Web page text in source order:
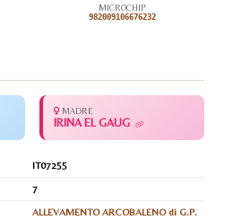
MICROCHIP
982009106676232
MADRE
IRINA EL GAUG
IT07255
7
ALLEVAMENTO ARCOBALENO di G.P.